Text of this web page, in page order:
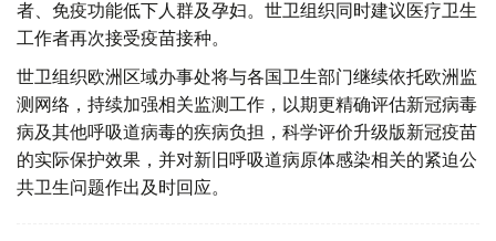
者、免疫功能低下人群及孕妇。世卫组织同时建议医疗卫生
工作者再次接受疫苗接种。
世卫组织欧洲区域办事处将与各国卫生部门继续依托欧洲监
测网络，持续加强相关监测工作，以期更精确评估新冠病毒
病及其他呼吸道病毒的疾病负担，科学评价升级版新冠疫苗
的实际保护效果，并对新旧呼吸道病原体感染相关的紧迫公
共卫生问题作出及时回应。